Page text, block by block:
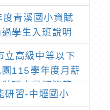
青溪國小資賦
學生入班說明
立高級中等以下
115學年度月薪
理人員甄選簡
研習-中壢國小